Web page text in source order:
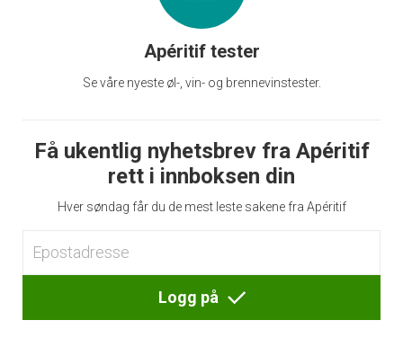
Apéritif tester
Se våre nyeste øl-, vin- og brennevinstester.
Få ukentlig nyhetsbrev fra Apéritif
rett i innboksen din
Hver søndag får du de mest leste sakene fra Apéritif
Logg på